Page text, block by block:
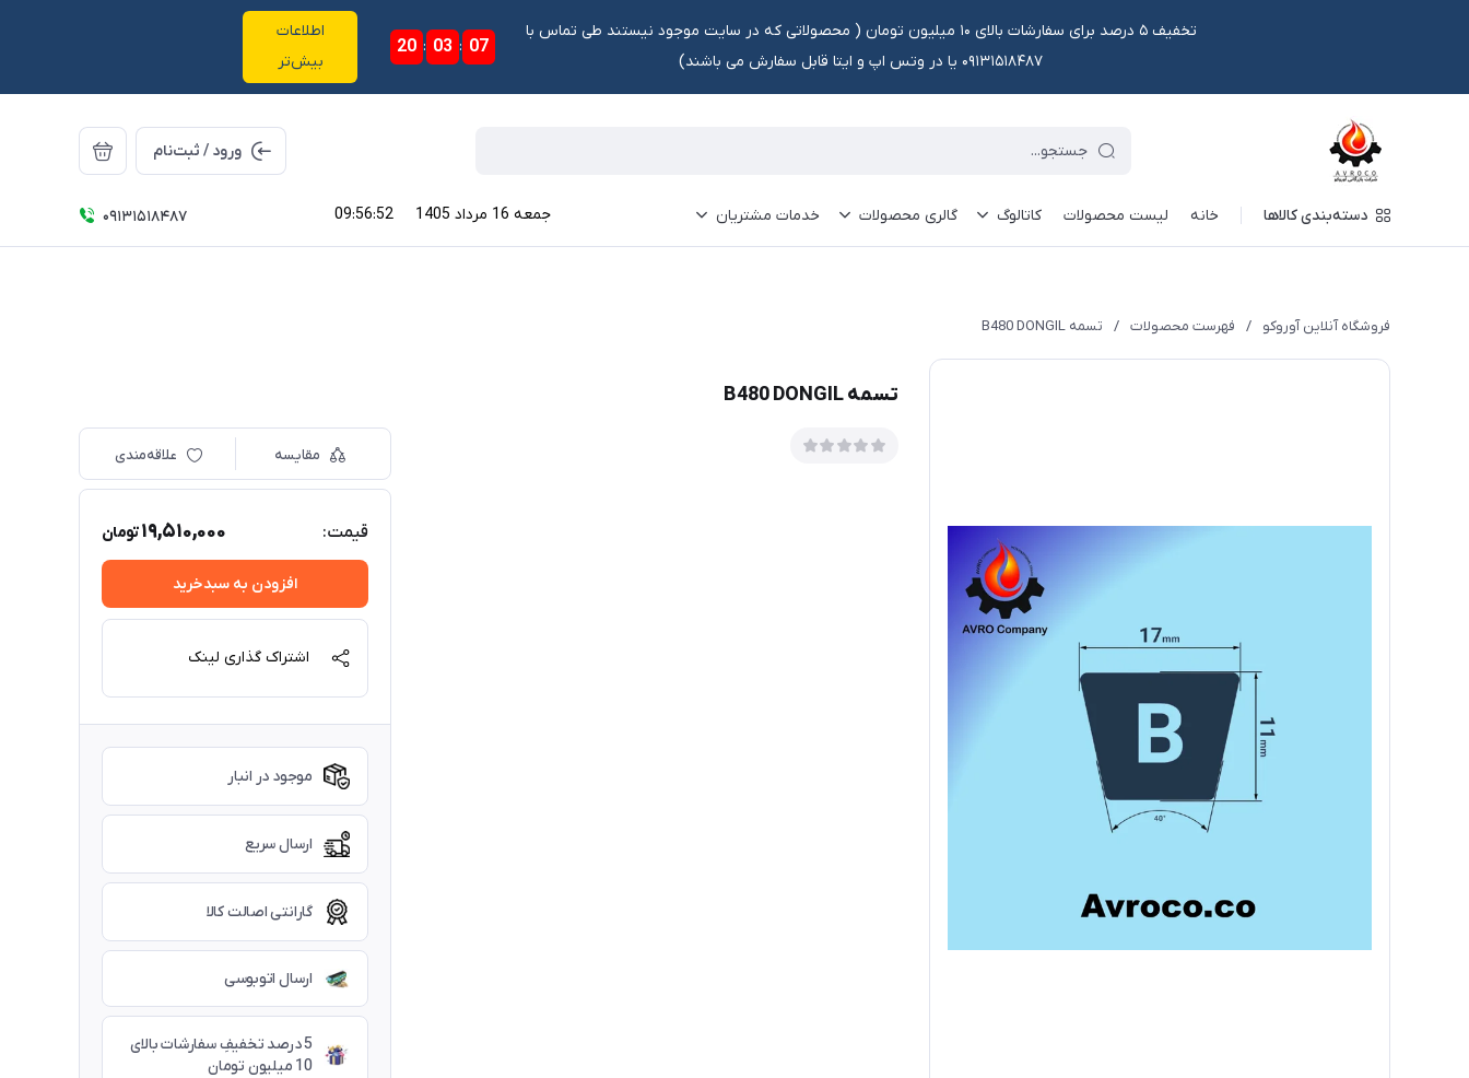
تخفیف ۵ درصد برای سفارشات بالای ۱۰ میلیون تومان ‌‌(‌‌ محصولاتی که در سایت موجود نیستند طی تماس با
۰۹۱۳۱۵۱۸۴۸۷ یا در وتس اپ و ایتا قابل سفارش می باشند)
20 : 03 : 07
اطلاعات
بیش‌تر
ورود / ثبت‌نام
دسته‌بندی کالاها خانه لیست محصولات کاتالوگ گالری محصولات خدمات مشتریان جمعه 16 مرداد 1405 09:56:52
09131518487
فروشگاه آنلاین آوروکو / فهرست محصولات / تسمه B480 DONGIL
تسمه B480 DONGIL
مقایسه علاقه‌مندی
قیمت: 19,510,000تومان
افزودن به سبدخرید
اشتراک گذاری لینک
موجود در انبار
ارسال سریع
گارانتی اصالت کالا
ارسال اتوبوسی
5 درصد تخفیفِ سفارشات بالای
10 میلیون تومان